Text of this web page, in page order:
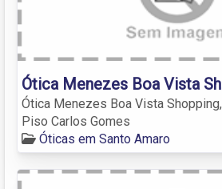
Ótica Menezes Boa Vista
Ótica Menezes Boa Vista
Piso Carlos Gomes
Óticas em Santo Amaro